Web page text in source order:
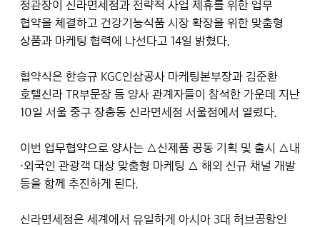
정관장이 신라면세점과 전략적 사업 제휴를 위한 업무
협약을 체결하고 건강기능식품 시장 확장을 위한 맞춤형
상품과 마케팅 협력에 나선다고 14일 밝혔다.
협약식은 한승규 KGC인삼공사 마케팅본부장과 김준환
호텔신라 TR부문장 등 양사 관계자들이 참석한 가운데 지난
10일 서울 중구 장충동 신라면세점 서울점에서 열렸다.
이번 업무협약으로 양사는 △신제품 공동 기획 및 출시 △내
·외국인 관광객 대상 맞춤형 마케팅 △ 해외 신규 채널 개발
등을 함께 추진하게 된다.
신라면세점은 세계에서 유일하게 아시아 3대 허브공항인